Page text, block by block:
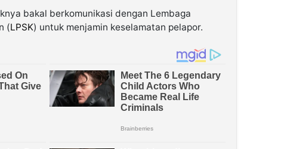
bakal berkomunikasi dengan Lembaga
(LPSK) untuk menjamin keselamatan pelapor.